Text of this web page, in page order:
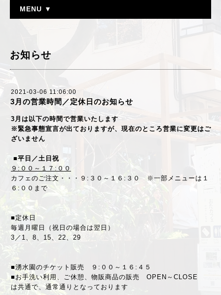
MENU ▼
お知らせ
2021-03-06 11:06:00
3月の営業時間／定休日のお知らせ
3月は以下の時間で営業いたします
※緊急事態宣言が出ておりますが、現在のところ営業に変更はご
ざいません
■平日／土日祝
９:００～１７:００
カフェのご注文・・・９:３０～１６:３０ ※一部メニューは１
６:００まで
■定休日
毎週月曜日（祝日の場合は翌日）
3／1、 8、15、22、29
■湧水園のチケット販売 ９:００～１６:４５
■お手洗い利用、ご休憩、物販商品の販売 OPEN～CLOSE
は共通で、通常通りとなっております